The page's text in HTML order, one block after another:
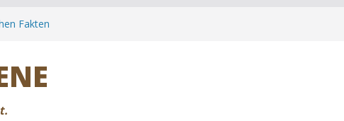
Fakten
& was